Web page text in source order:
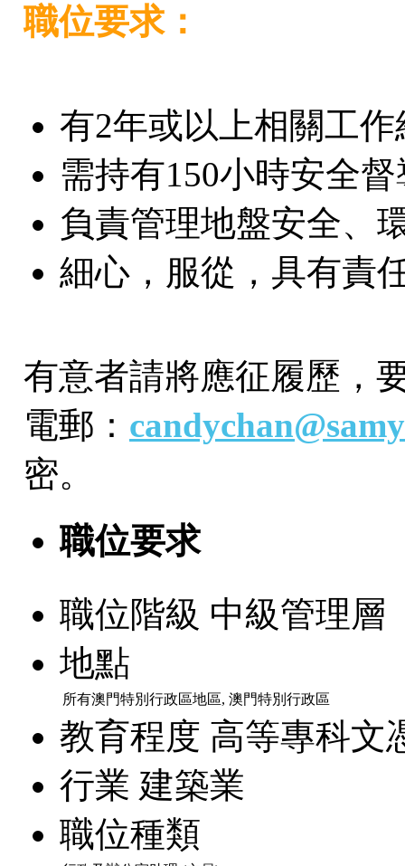
職位要求：
有2年或以上相關工
需持有150小時安全
負責管理地盤安全、
細心，服從，具有責
有意者請將應征履歷，
電郵：
密。
職位要求
職位階級 中級管理層
地點
所有澳門特別行政區地區, 澳門特別行政區
教育程度 高等專科文
行業 建築業
職位種類